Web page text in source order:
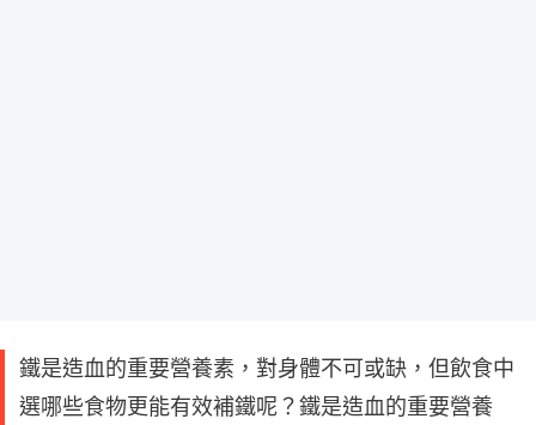
鐵是造血的重要營養素，對身體不可或缺，但飲食中
選哪些食物更能有效補鐵呢？鐵是造血的重要營養